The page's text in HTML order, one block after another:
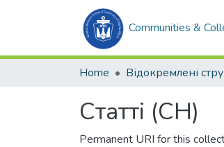
Communities &
Home
Статті (СН)
Permanent URI for this